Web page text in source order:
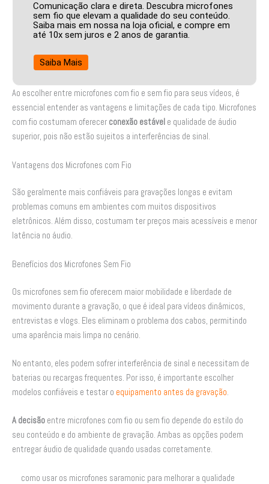
Comunicação clara e direta. Descubra microfones
sem fio que elevam a qualidade do seu conteúdo.
Saiba mais em nossa na loja oficial, e compre em
até 10x sem juros e 2 anos de garantia.
Saiba Mais
Ao escolher entre microfones com fio e sem fio para seus vídeos, é
essencial entender as vantagens e limitações de cada tipo. Microfones
com fio costumam oferecer conexão estável e qualidade de áudio
superior, pois não estão sujeitos a interferências de sinal.
Vantagens dos Microfones com Fio
São geralmente mais confiáveis para gravações longas e evitam
problemas comuns em ambientes com muitos dispositivos
eletrônicos. Além disso, costumam ter preços mais acessíveis e menor
latência no áudio.
Benefícios dos Microfones Sem Fio
Os microfones sem fio oferecem maior mobilidade e liberdade de
movimento durante a gravação, o que é ideal para vídeos dinâmicos,
entrevistas e vlogs. Eles eliminam o problema dos cabos, permitindo
uma aparência mais limpa no cenário.
No entanto, eles podem sofrer interferência de sinal e necessitam de
baterias ou recargas frequentes. Por isso, é importante escolher
modelos confiáveis e testar o equipamento antes da gravação.
A decisão entre microfones com fio ou sem fio depende do estilo do
seu conteúdo e do ambiente de gravação. Ambas as opções podem
entregar áudio de qualidade quando usadas corretamente.
como usar os microfones saramonic para melhorar a qualidade